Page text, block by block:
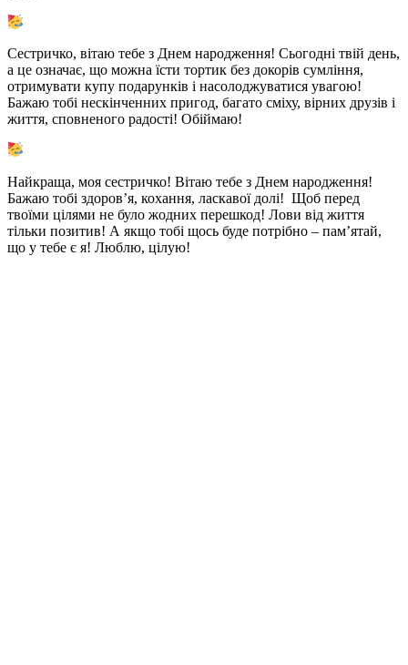
Сестричко, вітаю тебе з Днем народження! Сьогодні твій день,
а це означає, що можна їсти тортик без докорів сумління,
отримувати купу подарунків і насолоджуватися увагою!
Бажаю тобі нескінченних пригод, багато сміху, вірних друзів і
життя, сповненого радості! Обіймаю!
Найкраща, моя сестричко! Вітаю тебе з Днем народження!
Бажаю тобі здоров’я, кохання, ласкавої долі! Щоб перед
твоїми цілями не було жодних перешкод! Лови від життя
тільки позитив! А якщо тобі щось буде потрібно – пам’ятай,
що у тебе є я! Люблю, цілую!